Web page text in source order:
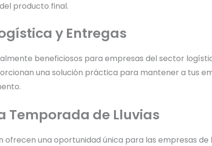
producto final.
y Entregas
beneficiosos para empresas del sector
una solución práctica para mantener a tus
Temporada de Lluvias
ofrecen una oportunidad única para las empresas